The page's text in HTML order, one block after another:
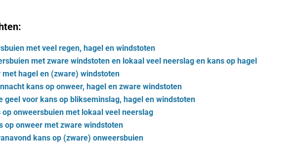
met veel regen, hagel en windstoten
met zware windstoten en lokaal veel neerslag en kans op hagel
met hagel en (zware) windstoten
kans op onweer, hagel en zware windstoten
geel voor kans op blikseminslag, hagel en windstoten
op onweersbuien met lokaal veel neerslag
op onweer met zware windstoten
kans op (zware) onweersbuien